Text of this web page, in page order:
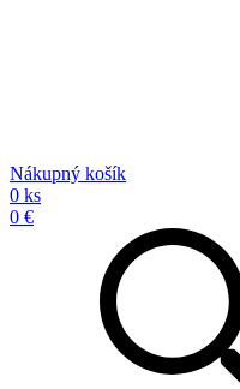
Nákupný košík
0 ks
0 €